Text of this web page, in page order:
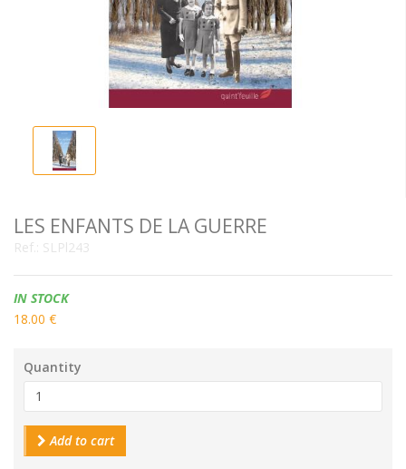
LES ENFANTS DE LA GUERRE
Ref.: SLPl243
Availability:
IN STOCK
18.00 €
Quantity
Add to cart